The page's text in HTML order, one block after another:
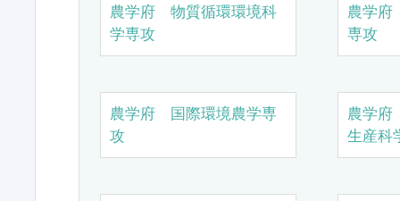
農学府 物質循環環境科
学専攻
農学
専攻
農学府 国際環境農学専
攻
農学
生産科